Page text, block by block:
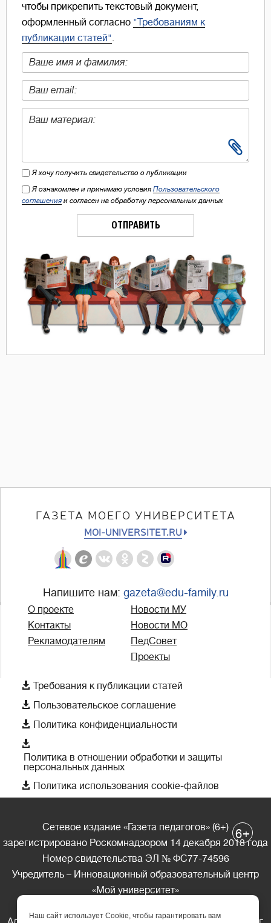
чтобы прикрепить текстовый документ,
оформленный согласно "Требованиям к
публикации статей".
Я хочу получить свидетельство о публикации
Я ознакомлен и принимаю условия Пользовательского
соглашения и согласен на обработку персональных данных
ОТПРАВИТЬ
ГАЗЕТА МОЕГО УНИВЕРСИТЕТА
MOI-UNIVERSITET.RU
Напишите нам: gazeta@edu-family.ru
О проекте
Контакты
Рекламодателям
Новости МУ
Новости МО
ПедСовет
Проекты
 Требования к публикации статей
 Пользовательское соглашение
 Политика конфиденциальности

Политика в отношении обработки и защиты
персональных данных
 Политика использования cookie-файлов
Сетевое издание «Газета педагогов» (6+)
зарегистрировано Роскомнадзором 14 декабря 2018 года
Номер свидетельства ЭЛ № ФС77-74596
Учредитель – Инновационный образовательный центр
«Мой университет»
6+
Наш сайт использует Cookie, чтобы гарантировать вам